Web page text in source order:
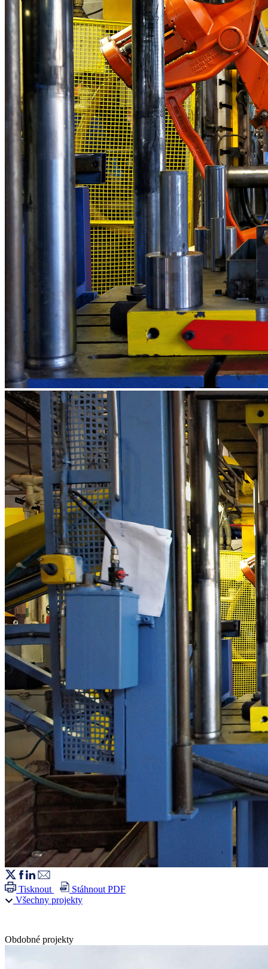
Tisknout
Stáhnout PDF
Všechny projekty
Obdobné projekty